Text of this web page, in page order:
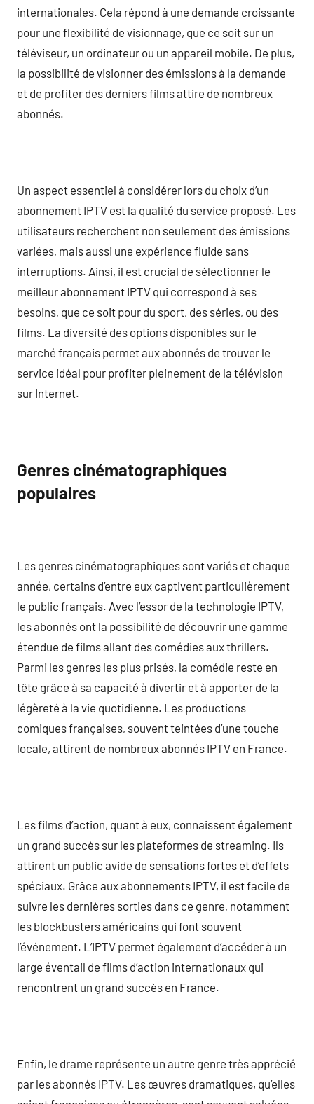
internationales. Cela répond à une demande croissante
pour une flexibilité de visionnage, que ce soit sur un
téléviseur, un ordinateur ou un appareil mobile. De plus,
la possibilité de visionner des émissions à la demande
et de profiter des derniers films attire de nombreux
abonnés.
Un aspect essentiel à considérer lors du choix d’un
abonnement IPTV est la qualité du service proposé. Les
utilisateurs recherchent non seulement des émissions
variées, mais aussi une expérience fluide sans
interruptions. Ainsi, il est crucial de sélectionner le
meilleur abonnement IPTV qui correspond à ses
besoins, que ce soit pour du sport, des séries, ou des
films. La diversité des options disponibles sur le
marché français permet aux abonnés de trouver le
service idéal pour profiter pleinement de la télévision
sur Internet.
Genres cinématographiques
populaires
Les genres cinématographiques sont variés et chaque
année, certains d’entre eux captivent particulièrement
le public français. Avec l’essor de la technologie IPTV,
les abonnés ont la possibilité de découvrir une gamme
étendue de films allant des comédies aux thrillers.
Parmi les genres les plus prisés, la comédie reste en
tête grâce à sa capacité à divertir et à apporter de la
légèreté à la vie quotidienne. Les productions
comiques françaises, souvent teintées d’une touche
locale, attirent de nombreux abonnés IPTV en France.
Les films d’action, quant à eux, connaissent également
un grand succès sur les plateformes de streaming. Ils
attirent un public avide de sensations fortes et d’effets
spéciaux. Grâce aux abonnements IPTV, il est facile de
suivre les dernières sorties dans ce genre, notamment
les blockbusters américains qui font souvent
l’événement. L’IPTV permet également d’accéder à un
large éventail de films d’action internationaux qui
rencontrent un grand succès en France.
Enfin, le drame représente un autre genre très apprécié
par les abonnés IPTV. Les œuvres dramatiques, qu’elles